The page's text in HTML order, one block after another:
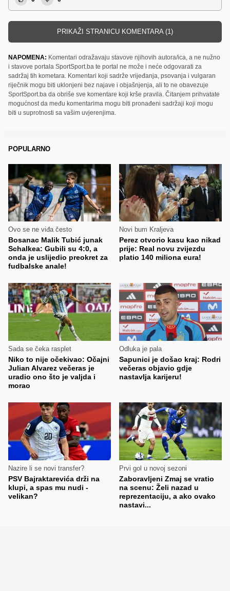
PRIKAŽI STRANICU KOMENTARA (1)
NAPOMENA: Komentari odražavaju stavove njihovih autora/ica, a ne nužno
i stavove portala SportSport.ba te portal ne može i neće odgovarati za
sadržaj tih kometara. Komentari koji sadrže vrijeđanja, psovanja i vulgaran
riječnik mogu biti uklonjeni bez najave i objašnjenja, ali to ne obavezuje
SportSport.ba da obriše sve komentare koji krše pravila. Čitanjem prihvatate
mogućnost da među komentarima mogu biti pronađeni sadržaji koji mogu
biti u suprotnosti sa vašim uvjerenjima.
POPULARNO
Ovo se ne viđa često
Bosanac Malik Tubić junak
Schalkea: Gubili su 4:0, a
onda je uslijedio preokret za
fudbalske anale!
Novi bum Kraljeva
Perez otvorio kasu kao nikad
prije: Real novu zvijezdu
platio 140 miliona eura!
Sada se čeka rasplet
Niko to nije očekivao: Očajni
Julian Alvarez večeras je
uradio ono što je valjda i
morao
Odluka je pala
Sapunici je došao kraj: Rodri
večeras objavio gdje
nastavlja karijeru!
Nazire li se novi transfer?
PSV Bajraktarevića drži na
klupi, a spas mu nudi -
velikan?
Prvi gol u novoj sezoni
Zaboravljeni Zmaj se vratio
na scenu: Želi nazad u
reprezentaciju, a ako ovako
nastavi...